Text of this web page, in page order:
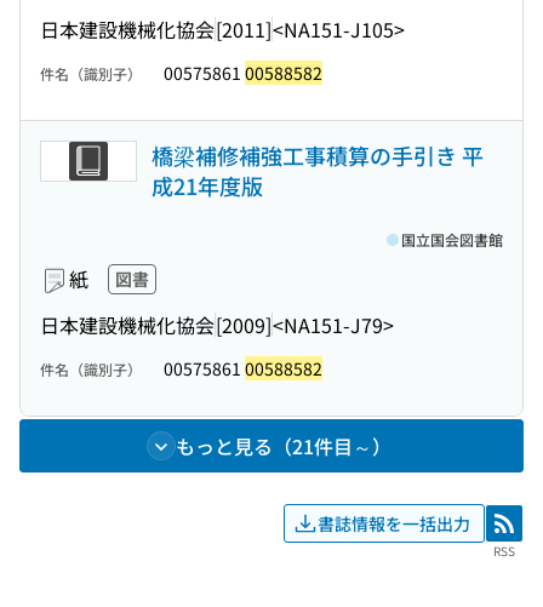
日本建設機械化協会[2011]<NA151-J105>
件名（識別子） 00575861 00588582
橋梁補修補強工事積算の手引き 平
成21年度版
紙 図書
日本建設機械化協会[2009]<NA151-J79>
国立国会図書館
件名（識別子） 00575861 00588582
もっと見る（21件目～）
書誌情報を一括出力 RSS
RSS